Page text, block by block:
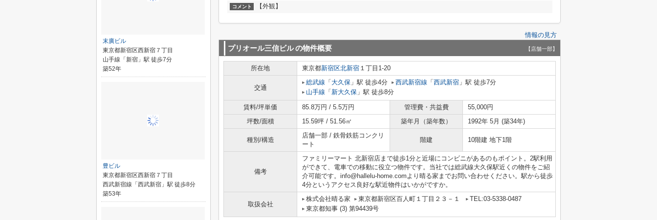
コメント 【外観】
情報の見方
プリオール三信ビルの物件概要 【店舗一部】
所在地 東京都新宿区北新宿 １丁目1-20
交通
総武線 「 大久保 」駅 徒歩4分 西武新宿線 「 西武新宿 」駅 徒歩7分
山手線 「 新大久保 」駅 徒歩8分
賃料/坪単価 85.8万円 / 5.5万円 管理費・共益費
55,000円
坪数/面積
15.59坪 / 51.56㎡ 築年月（築年数） 1992年 5月 (築34年)
種別/構造
店舗一部 / 鉄骨鉄筋コンクリ
ート
階建 10階建 地下1階
備考
ファミリーマート 北新宿店まで徒歩1分と近場にコンビニがあるのもポイント。2駅利用
ができて、電車での移動に役立つ物件です。当社では総武線大久保駅近くの物件をご紹
介可能です。info@hallelu-home.comより晴る家までお問い合わせください。駅から徒歩
4分というアクセス良好な駅近物件はいかがですか。
取扱会社
株式会社晴る家 東京都新宿区百人町１丁目２３－１
TEL:03-5338-0487
東京都知事 (3) 第94439号
末廣ビル
東京都新宿区西新宿７丁目
山手線「新宿」駅 徒歩7分
築52年
豊ビル
東京都新宿区西新宿７丁目
西武新宿線「西武新宿」駅 徒歩8分
築53年